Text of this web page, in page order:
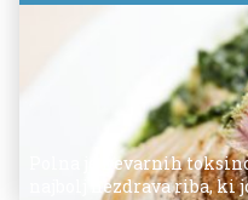
Polna je nevarnih
najbolj nezdrava riba, ki